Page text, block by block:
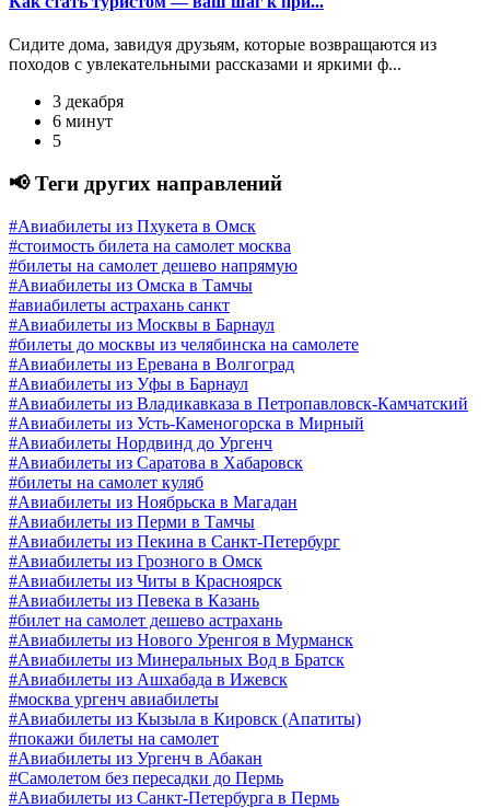
Сидите дома, завидуя друзьям, которые возвращаются из
походов с увлекательными рассказами и яркими ф...
3 декабря
6 минут
5
📢 Теги других направлений
#Авиабилеты из Пхукета в Омск
#стоимость билета на самолет москва
#билеты на самолет дешево напрямую
#Авиабилеты из Омска в Тамчы
#авиабилеты астрахань санкт
#Авиабилеты из Москвы в Барнаул
#билеты до москвы из челябинска на самолете
#Авиабилеты из Еревана в Волгоград
#Авиабилеты из Уфы в Барнаул
#Авиабилеты из Владикавказа в Петропавловск-Камчатский
#Авиабилеты из Усть-Каменогорска в Мирный
#Авиабилеты Нордвинд до Ургенч
#Авиабилеты из Саратова в Хабаровск
#билеты на самолет куляб
#Авиабилеты из Ноябрьска в Магадан
#Авиабилеты из Перми в Тамчы
#Авиабилеты из Пекина в Санкт-Петербург
#Авиабилеты из Грозного в Омск
#Авиабилеты из Читы в Красноярск
#Авиабилеты из Певека в Казань
#билет на самолет дешево астрахань
#Авиабилеты из Нового Уренгоя в Мурманск
#Авиабилеты из Минеральных Вод в Братск
#Авиабилеты из Ашхабада в Ижевск
#москва ургенч авиабилеты
#Авиабилеты из Кызыла в Кировск (Апатиты)
#покажи билеты на самолет
#Авиабилеты из Ургенч в Абакан
#Самолетом без пересадки до Пермь
#Авиабилеты из Санкт-Петербурга в Пермь